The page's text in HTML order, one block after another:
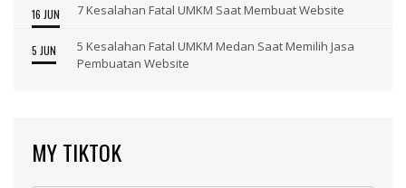
16 JUN 7 Kesalahan Fatal UMKM Saat Membuat Website
5 JUN
5 Kesalahan Fatal UMKM Medan Saat Memilih Jasa
Pembuatan Website
MY TIKTOK